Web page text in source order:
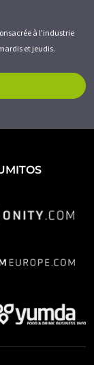
à l'industrie
et jeudis.